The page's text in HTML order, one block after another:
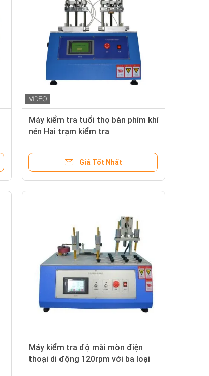
Máy kiểm tra tuổi thọ bàn phím khí
nén Hai trạm kiểm tra
Giá Tốt Nhất
Máy kiểm tra độ mài mòn điện
thoại di động 120rpm với ba loại